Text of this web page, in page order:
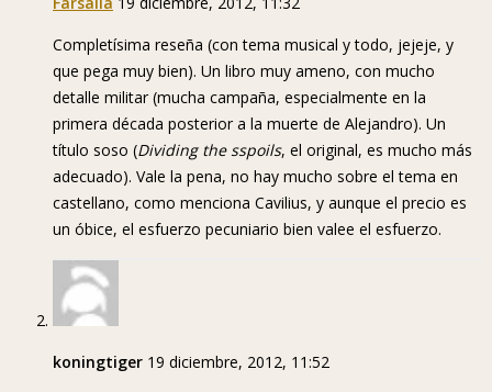
Completísima reseña (con tema musical y todo, jejeje, y
que pega muy bien). Un libro muy ameno, con mucho
detalle militar (mucha campaña, especialmente en la
primera década posterior a la muerte de Alejandro). Un
título soso (Dividing the sspoils, el original, es mucho más
adecuado). Vale la pena, no hay mucho sobre el tema en
castellano, como menciona Cavilius, y aunque el precio es
un óbice, el esfuerzo pecuniario bien valee el esfuerzo.
koningtiger 19 diciembre, 2012, 11:52